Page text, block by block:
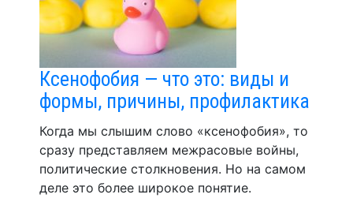
Ксенофобия — что это: виды и
формы, причины, профилактика
Когда мы слышим слово «ксенофобия», то
сразу представляем межрасовые войны,
политические столкновения. Но на самом
деле это более широкое понятие.